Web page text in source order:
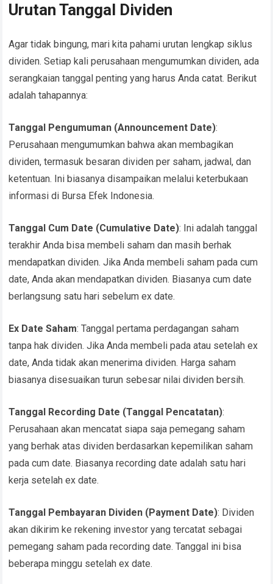
Urutan Tanggal Dividen
Agar tidak bingung, mari kita pahami urutan lengkap siklus
dividen. Setiap kali perusahaan mengumumkan dividen, ada
serangkaian tanggal penting yang harus Anda catat. Berikut
adalah tahapannya:
Tanggal Pengumuman (Announcement Date):
Perusahaan mengumumkan bahwa akan membagikan
dividen, termasuk besaran dividen per saham, jadwal, dan
ketentuan. Ini biasanya disampaikan melalui keterbukaan
informasi di Bursa Efek Indonesia.
Tanggal Cum Date (Cumulative Date): Ini adalah tanggal
terakhir Anda bisa membeli saham dan masih berhak
mendapatkan dividen. Jika Anda membeli saham pada cum
date, Anda akan mendapatkan dividen. Biasanya cum date
berlangsung satu hari sebelum ex date.
Ex Date Saham: Tanggal pertama perdagangan saham
tanpa hak dividen. Jika Anda membeli pada atau setelah ex
date, Anda tidak akan menerima dividen. Harga saham
biasanya disesuaikan turun sebesar nilai dividen bersih.
Tanggal Recording Date (Tanggal Pencatatan):
Perusahaan akan mencatat siapa saja pemegang saham
yang berhak atas dividen berdasarkan kepemilikan saham
pada cum date. Biasanya recording date adalah satu hari
kerja setelah ex date.
Tanggal Pembayaran Dividen (Payment Date): Dividen
akan dikirim ke rekening investor yang tercatat sebagai
pemegang saham pada recording date. Tanggal ini bisa
beberapa minggu setelah ex date.